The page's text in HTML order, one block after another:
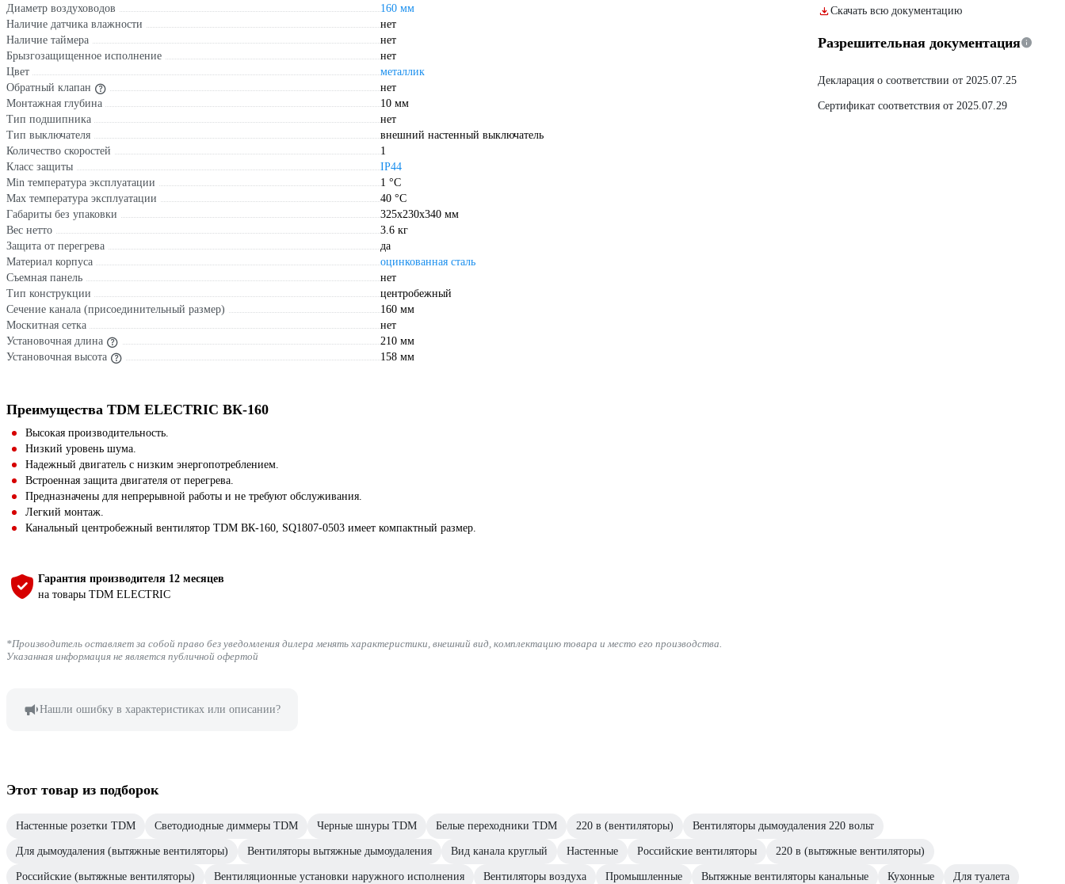
Диаметр воздуховодов
160 мм
Наличие датчика влажности
нет
Наличие таймера
нет
Брызгозащищенное исполнение
нет
Цвет
металлик
Обратный клапан
нет
Монтажная глубина
10 мм
Тип подшипника
нет
Тип выключателя
внешний настенный выключатель
Количество скоростей
1
Класс защиты
IP44
Min температура эксплуатации
1 °С
Max температура эксплуатации
40 °С
Габариты без упаковки
325х230х340 мм
Вес нетто
3.6 кг
Защита от перегрева
да
Материал корпуса
оцинкованная сталь
Съемная панель
нет
Тип конструкции
центробежный
Сечение канала (присоединительный размер)
160 мм
Москитная сетка
нет
Установочная длина
210 мм
Установочная высота
158 мм
Преимущества TDM ELECTRIC ВК-160
Высокая производительность.
Низкий уровень шума.
Надежный двигатель с низким энергопотреблением.
Встроенная защита двигателя от перегрева.
Предназначены для непрерывной работы и не требуют обслуживания.
Легкий монтаж.
Канальный центробежный вентилятор TDM ВК-160, SQ1807-0503 имеет компактный размер.
Гарантия производителя 12 месяцев
на товары TDM ELECTRIC
*Производитель оставляет за собой право без уведомления дилера менять характеристики, внешний вид, комплектацию товара и место его производства.
Указанная информация не является публичной офертой
Нашли ошибку в характеристиках или описании?
Скачать всю документацию
Разрешительная документация
Декларация о соответствии от 2025.07.25
Сертификат соответствия от 2025.07.29
Этот товар из подборок
Настенные розетки TDM Светодиодные диммеры TDM Черные шнуры TDM Белые переходники TDM 220 в (вентиляторы) Вентиляторы дымоудаления 220 вольт
Для дымоудаления (вытяжные вентиляторы) Вентиляторы вытяжные дымоудаления Вид канала круглый Настенные Российские вентиляторы 220 в (вытяжные вентиляторы)
Российские (вытяжные вентиляторы) Вентиляционные установки наружного исполнения Вентиляторы воздуха Промышленные Вытяжные вентиляторы канальные Кухонные Для туалета